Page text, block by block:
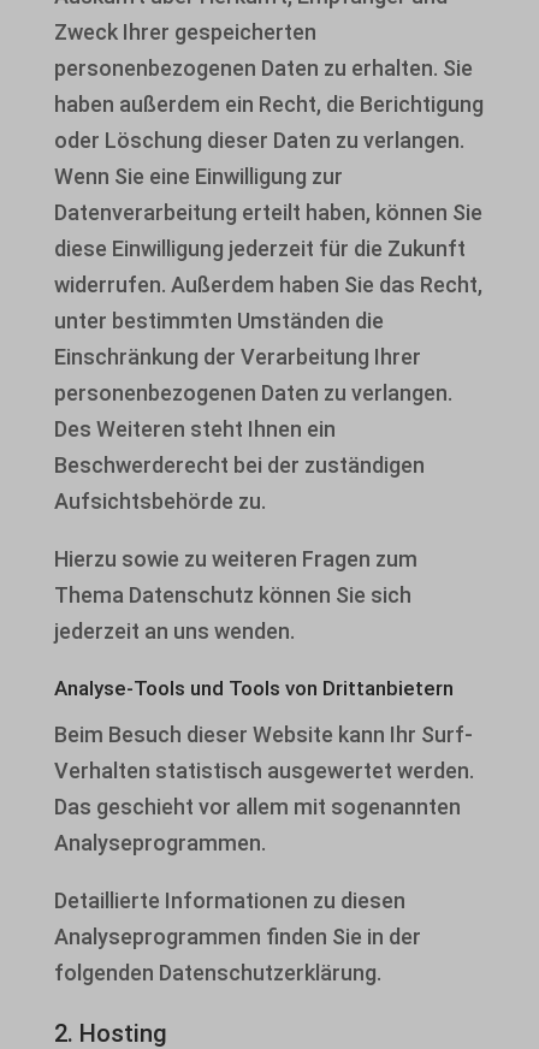
Zweck Ihrer gespeicherten
personenbezogenen Daten zu erhalten. Sie
haben außerdem ein Recht, die Berichtigung
oder Löschung dieser Daten zu verlangen.
Wenn Sie eine Einwilligung zur
Datenverarbeitung erteilt haben, können Sie
diese Einwilligung jederzeit für die Zukunft
widerrufen. Außerdem haben Sie das Recht,
unter bestimmten Umständen die
Einschränkung der Verarbeitung Ihrer
personenbezogenen Daten zu verlangen.
Des Weiteren steht Ihnen ein
Beschwerderecht bei der zuständigen
Aufsichtsbehörde zu.
Hierzu sowie zu weiteren Fragen zum
Thema Datenschutz können Sie sich
jederzeit an uns wenden.
Analyse-Tools und Tools von Dritt­anbietern
Beim Besuch dieser Website kann Ihr Surf-
Verhalten statistisch ausgewertet werden.
Das geschieht vor allem mit sogenannten
Analyseprogrammen.
Detaillierte Informationen zu diesen
Analyseprogrammen finden Sie in der
folgenden Datenschutzerklärung.
2. Hosting